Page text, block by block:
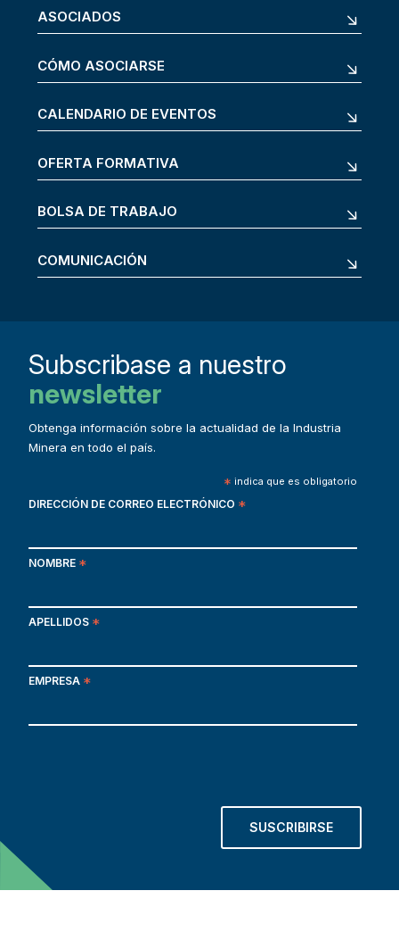
ASOCIADOS
CÓMO ASOCIARSE
CALENDARIO DE EVENTOS
OFERTA FORMATIVA
BOLSA DE TRABAJO
COMUNICACIÓN
Subscribase a nuestro
newsletter
Obtenga información sobre la actualidad de la Industria
Minera en todo el país.
* indica que es obligatorio
DIRECCIÓN DE CORREO ELECTRÓNICO *
NOMBRE *
APELLIDOS *
EMPRESA *